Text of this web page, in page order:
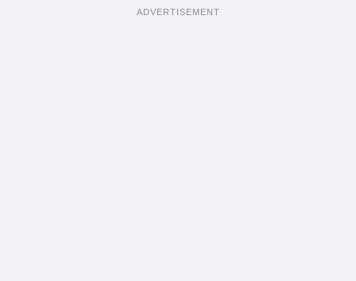
ADVERTISEMENT